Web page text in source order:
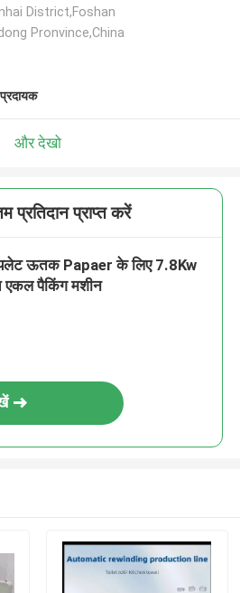
District,Foshan
Pronvince,China
और देखो
प्रतिदान प्राप्त करें
ऊतक Papaer के लिए 7.8Kw
एकल पैकिंग मशीन